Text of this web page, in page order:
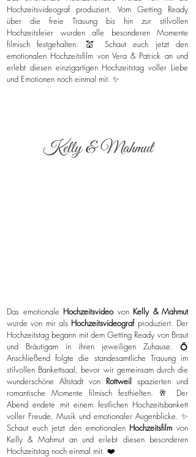
Hochzeitsvideograf produziert. Vom Getting Ready
über die freie Trauung bis hin zur stilvollen
Hochzeitsfeier wurden alle besonderen Momente
filmisch festgehalten. 💒 Schaut euch jetzt den
emotionalen Hochzeitsfilm von Vera & Patrick an und
erlebt diesen einzigartigen Hochzeitstag voller Liebe
und Emotionen noch einmal mit. ✨
Kelly & Mahmut
Das emotionale Hochzeitsvideovon Kelly & Mahmut
wurde von mir als Hochzeitsvideograf produziert. Der
Hochzeitstag begann mit dem Getting Ready von Braut
und Bräutigam in ihren jeweiligen Zuhause. 💍
Anschließend folgte die standesamtliche Trauung im
stilvollen Bankettsaal, bevor wir gemeinsam durch die
wunderschöne Altstadt von Rottweil spazierten und
romantische Momente filmisch festhielten. 🥂 Der
Abend endete mit einem festlichen Hochzeitsbankett
voller Freude, Musik und emotionaler Augenblicke. ✨
Schaut euch jetzt den emotionalen Hochzeitsfilmvon
Kelly & Mahmut an und erlebt diesen besonderen
Hochzeitstag noch einmal mit. ❤️